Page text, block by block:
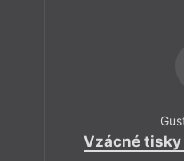
Vzácné